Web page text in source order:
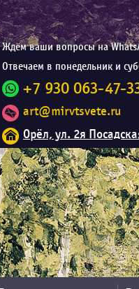
Ждём ваши вопросы на
Отвечаем в понедельник и
+7 930 063-47-
art@mirvtsvete.ru
Орёл, ул. 2я